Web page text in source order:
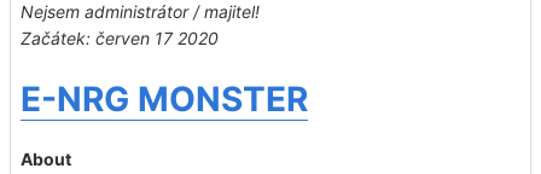
Nejsem administrátor / majitel!
Začátek: červen 17 2020
E-NRG MONSTER
About